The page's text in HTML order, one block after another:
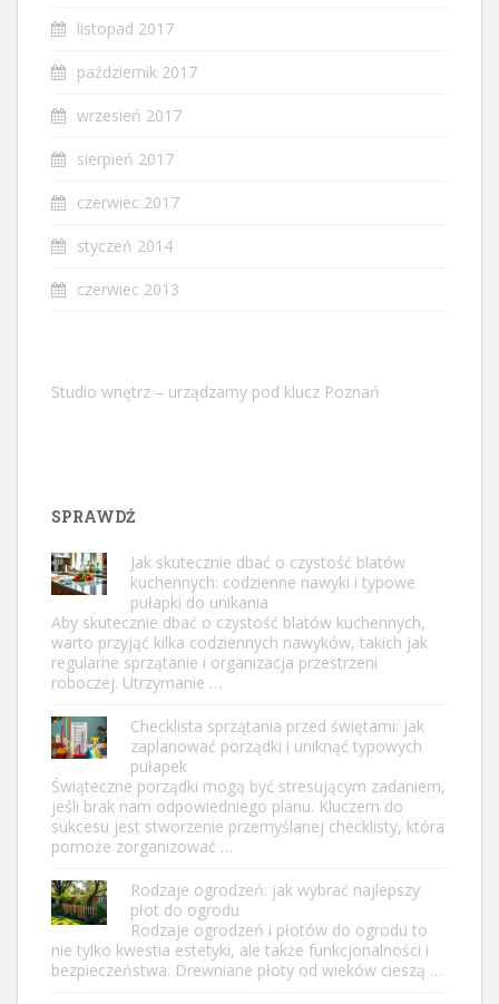
listopad 2017
październik 2017
wrzesień 2017
sierpień 2017
czerwiec 2017
styczeń 2014
czerwiec 2013
Studio wnętrz – urządzamy pod klucz Poznań
SPRAWDŹ
Jak skutecznie dbać o czystość blatów
kuchennych: codzienne nawyki i typowe
pułapki do unikania
Aby skutecznie dbać o czystość blatów kuchennych,
warto przyjąć kilka codziennych nawyków, takich jak
regularne sprzątanie i organizacja przestrzeni
roboczej. Utrzymanie …
Checklista sprzątania przed świętami: jak
zaplanować porządki i uniknąć typowych
pułapek
Świąteczne porządki mogą być stresującym zadaniem,
jeśli brak nam odpowiedniego planu. Kluczem do
sukcesu jest stworzenie przemyślanej checklisty, która
pomoże zorganizować …
Rodzaje ogrodzeń: jak wybrać najlepszy
płot do ogrodu
Rodzaje ogrodzeń i płotów do ogrodu to
nie tylko kwestia estetyki, ale także funkcjonalności i
bezpieczeństwa. Drewniane płoty od wieków cieszą …